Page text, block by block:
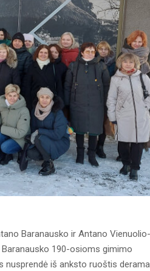
Baranausko ir Antano Vienuolio-
190-osioms gimimo
iš anksto ruoštis